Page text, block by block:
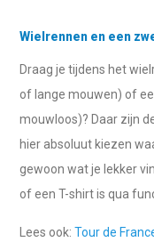
Wielrennen en een
Draag je tijdens het
of lange mouwen) of
mouwloos)? Daar zijn
hier absoluut kiezen
gewoon wat je lekker
of een T-shirt is qua
Lees ook:Tour de